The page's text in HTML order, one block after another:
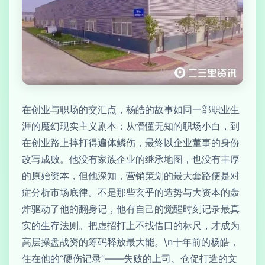
在创业与职场的交汇点，杨皓的故事如同一部职业生
涯的魔幻现实主义剧本：从懵懂无知的职场小白，到
在创业路上摔打得遍体鳞伤，最终以企业董事的身份
改写成败。他没有家族企业的继承地图，也没有丰厚
的原始资本，但他深知，营销策划的最大套路便是对
症分析市场底律。不是那些玄乎的造势与大资本的轰
炸驱动了他的翻身记，他有自己的觉醒时刻记录最真
实的生存法则。把虚招打上不找借口的标尺，才成为
高层操盘战资的筹码释放最大能。\n十年前的杨皓，
住在他的“硬伤记录”——失败的上司、仓促打造的文